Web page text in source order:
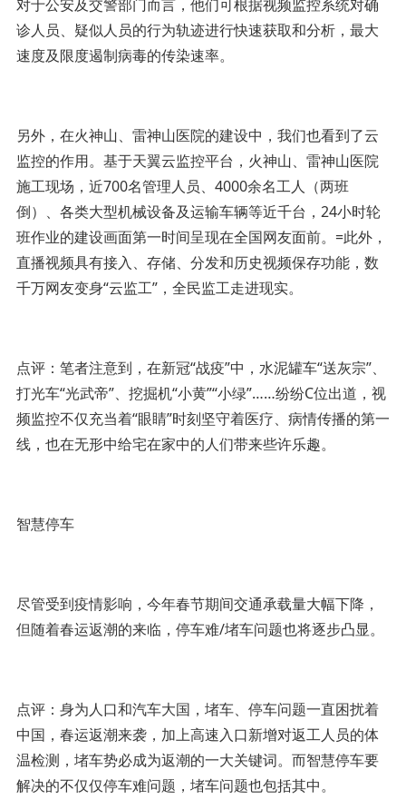
对于公安及交警部门而言，他们可根据视频监控系统对确
诊人员、疑似人员的行为轨迹进行快速获取和分析，最大
速度及限度遏制病毒的传染速率。
另外，在火神山、雷神山医院的建设中，我们也看到了云
监控的作用。基于天翼云监控平台，火神山、雷神山医院
施工现场，近700名管理人员、4000余名工人（两班
倒）、各类大型机械设备及运输车辆等近千台，24小时轮
班作业的建设画面第一时间呈现在全国网友面前。=此外，
直播视频具有接入、存储、分发和历史视频保存功能，数
千万网友变身“云监工”，全民监工走进现实。
点评：笔者注意到，在新冠“战疫”中，水泥罐车“送灰宗”、
打光车“光武帝”、挖掘机“小黄”“小绿”……纷纷C位出道，视
频监控不仅充当着“眼睛”时刻坚守着医疗、病情传播的第一
线，也在无形中给宅在家中的人们带来些许乐趣。
智慧停车
尽管受到疫情影响，今年春节期间交通承载量大幅下降，
但随着春运返潮的来临，停车难/堵车问题也将逐步凸显。
点评：身为人口和汽车大国，堵车、停车问题一直困扰着
中国，春运返潮来袭，加上高速入口新增对返工人员的体
温检测，堵车势必成为返潮的一大关键词。而智慧停车要
解决的不仅仅停车难问题，堵车问题也包括其中。